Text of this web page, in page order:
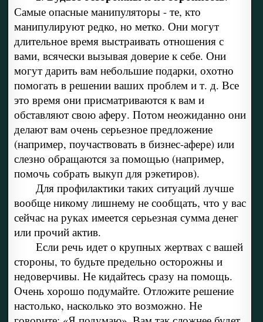
Самые опасные манипуляторы - те, кто
манипулируют редко, но метко. Они могут
длительное время выстраивать отношения с
вами, всячески вызывая доверие к себе. Они
могут дарить вам небольшие подарки, охотно
помогать в решении ваших проблем и т. д. Все
это время они присматриваются к вам и
обставляют свою аферу. Потом неожиданно они
делают вам очень серьезное предложение
(например, поучаствовать в бизнес-афере) или
слезно обращаются за помощью (например,
помочь собрать выкуп для рэкетиров).
Для профилактики таких ситуаций лучше
вообще никому лишнему не сообщать, что у вас
сейчас на руках имеется серьезная сумма денег
или прочий актив.
Если речь идет о крупных жертвах с вашей
стороны, то будьте предельно осторожны и
недоверчивы. Не кидайтесь сразу на помощь.
Очень хорошо подумайте. Отложите решение
настолько, насколько это возможно. Не